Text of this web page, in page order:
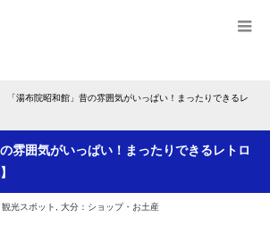
「湯布院昭和館」昔の雰囲気がいっぱい！まったりできるレ
雰囲気がいっぱい！まったりできるレトロ
光スポット 大分：ショップ・お土産